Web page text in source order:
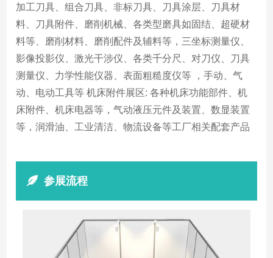
加工刀具、组合刀具、非标刀具、刀具涂层、刀具材
料、刀具附件、磨削机械、各类型磨具如固结、超硬材
料等、磨削材料、磨削配件及辅料等，三坐标测量仪、
影像投影仪、激光干涉仪、各类千分尺、对刀仪、刀具
测量仪、力学性能仪器、表面粗糙度仪等 ，手动、气
动、电动工具等 机床附件展区: 各种机床功能部件、机
床附件、机床电器等，气动液压元件及装置、数显装置
等，润滑油、工业清洁、物流设备等工厂相关配套产品
参展流程